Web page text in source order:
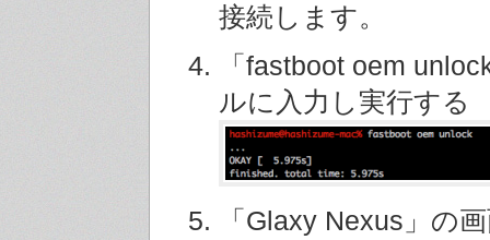
接続します。
「fastboot oem
ルに入力し実行する
「Glaxy Nexus」の